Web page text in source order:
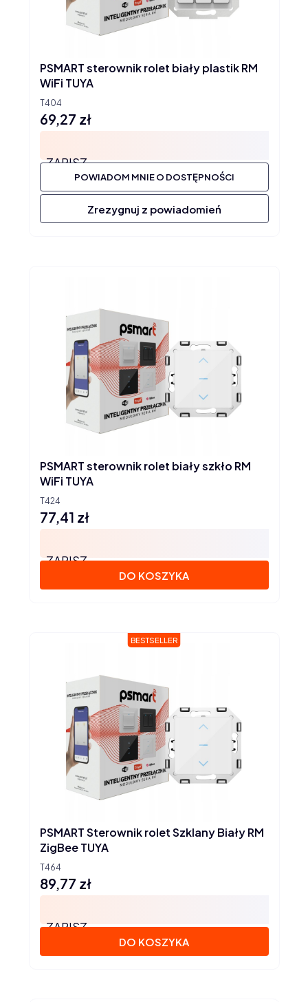
T404
PSMART sterownik rolet biały plastik RM
WiFi TUYA
Cena
69,27 zł
ZAPISZ
POWIADOM MNIE O DOSTĘPNOŚCI
Zrezygnuj z powiadomień
T424
PSMART sterownik rolet biały szkło RM
WiFi TUYA
Cena
77,41 zł
ZAPISZ
DO KOSZYKA
BESTSELLER
T464
PSMART Sterownik rolet Szklany Biały RM
ZigBee TUYA
Cena
89,77 zł
ZAPISZ
DO KOSZYKA